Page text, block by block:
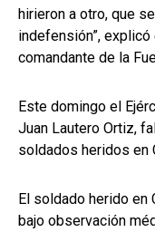
hirieron a otro, que
indefensión”,
comandante de la
Este domingo el
Juan Lautero Ortiz,
soldados heridos en
El soldado herido en
bajo observación